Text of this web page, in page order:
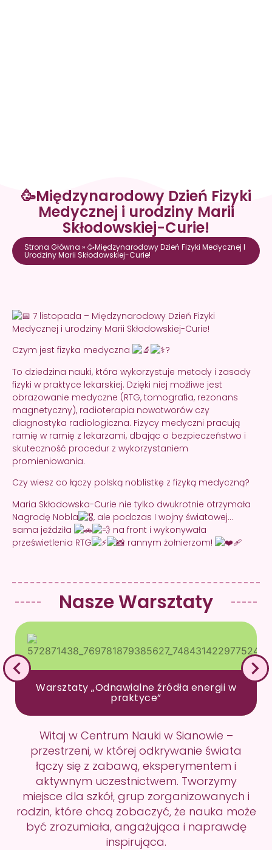
🥳Międzynarodowy Dzień Fizyki
Medycznej i urodziny Marii
Skłodowskiej-Curie!
Strona Główna » 🥳Międzynarodowy Dzień Fizyki Medycznej I
Urodziny Marii Skłodowskiej-Curie!
7 listopada – Międzynarodowy Dzień Fizyki
Medycznej i urodziny Marii Skłodowskiej-Curie!
Czym jest fizyka medyczna
?
To dziedzina nauki, która wykorzystuje metody i zasady
fizyki w praktyce lekarskiej. Dzięki niej możliwe jest
obrazowanie medyczne (RTG, tomografia, rezonans
magnetyczny), radioterapia nowotworów czy
diagnostyka radiologiczna. Fizycy medyczni pracują
ramię w ramię z lekarzami, dbając o bezpieczeństwo i
skuteczność procedur z wykorzystaniem
promieniowania.
Czy wiesz co łączy polską noblistkę z fizyką medyczną?
Maria Skłodowska-Curie nie tylko dwukrotnie otrzymała
Nagrodę Nobla
, ale podczas I wojny światowej…
sama jeździła
na front i wykonywała
prześwietlenia RTG
rannym żołnierzom!
Nasze Warsztaty
Warsztaty „Odnawialne źródła energii w
praktyce”
Witaj w Centrum Nauki w Sianowie –
przestrzeni, w której odkrywanie świata
łączy się z zabawą, eksperymentem i
aktywnym uczestnictwem. Tworzymy
miejsce dla szkół, grup zorganizowanych i
rodzin, które chcą zobaczyć, że nauka może
być zrozumiała, angażująca i naprawdę
inspirująca.